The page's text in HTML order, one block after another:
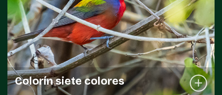
Colorín siete colores